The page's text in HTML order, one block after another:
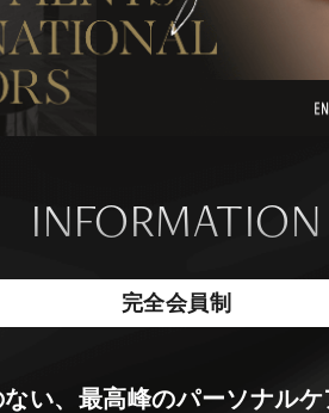
INFORMATION
完全会員制
い、最高峰のパーソナル